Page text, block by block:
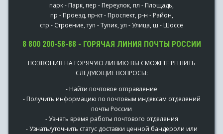
парк - Парк, пер - Переулок, пл - Площадь,
пр - Проезд, пр-кт - Проспект, р-н - Район,
стр - Строение, туп - Тупик, ул - Улица, ш - Шоссе
8 800 200-58-88 - ГОРЯЧАЯ ЛИНИЯ ПОЧТЫ РОССИИ
ПОЗВОНИВ НА ГОРЯЧУЮ ЛИНИЮ ВЫ СМОЖЕТЕ РЕШИТЬ
СЛЕДУЮЩИЕ ВОПРОСЫ:
- Найти почтовое отправление
- Получить информацию по почтовым индексам отделений
почты России
- Узнать время работы почтового отделения
- Узнать/уточнить статус доставки ценной бандероли или